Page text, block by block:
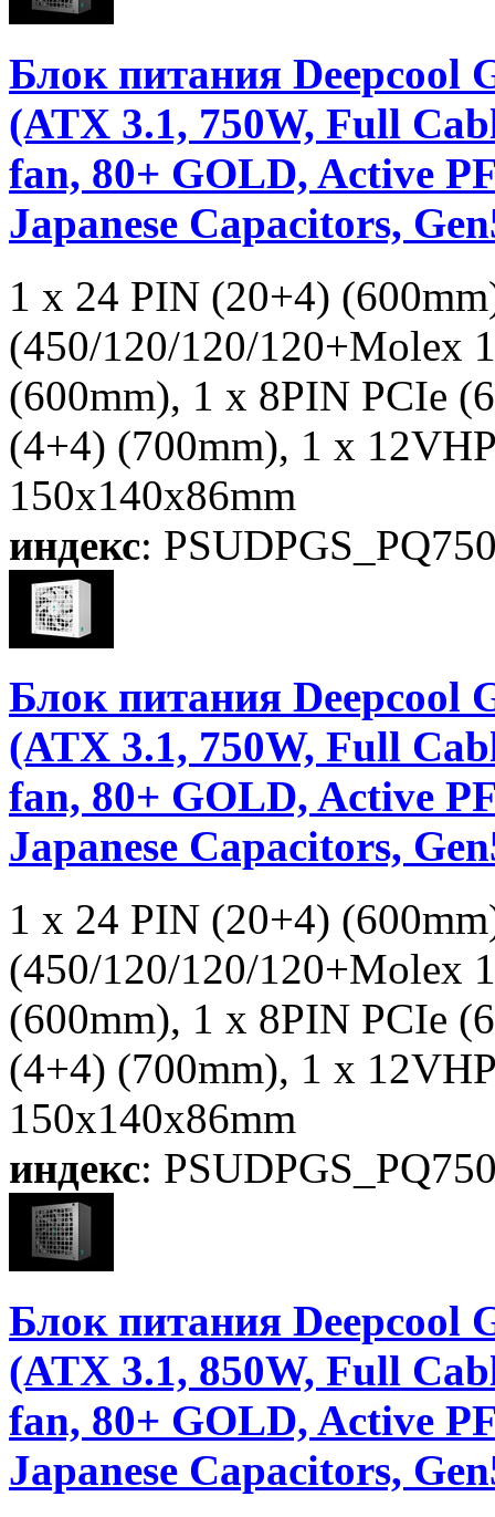
Блок питания Deepcool
(ATX 3.1, 750W, Full
fan, 80+ GOLD, Active
Japanese Capacitors,
1 x 24 PIN (20+4)
(450/120/120/120+Molex
(600mm), 1 x 8PIN PCIe
(4+4) (700mm), 1 x
150x140x86mm
индекс:
Блок питания Deepcool
(ATX 3.1, 750W, Full
fan, 80+ GOLD, Active
Japanese Capacitors,
1 x 24 PIN (20+4)
(450/120/120/120+Molex
(600mm), 1 x 8PIN PCIe
(4+4) (700mm), 1 x
150x140x86mm
индекс:
Блок питания Deepcool
(ATX 3.1, 850W, Full
fan, 80+ GOLD, Active
Japanese Capacitors,